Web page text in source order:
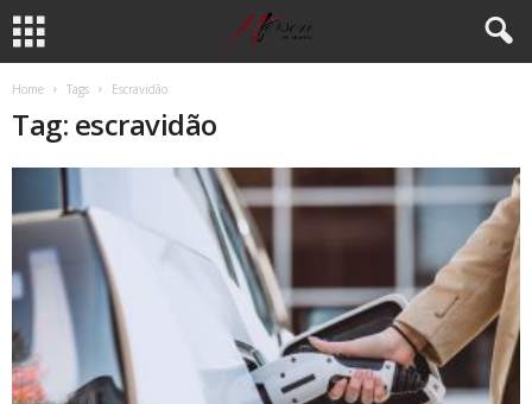
Home Tags Escravidão
Tag: escravidão